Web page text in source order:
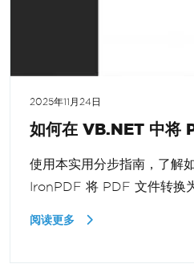
2025年11月24日
如何在 VB.NET 中将
使用本实用分步指南，了解
IronPDF 将 PDF 文件转换
阅读更多